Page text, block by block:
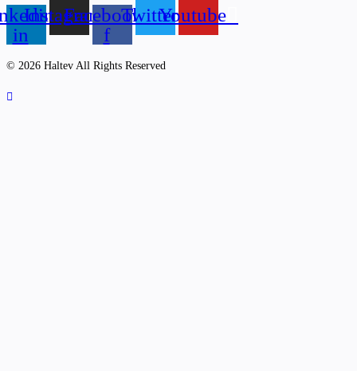
in
InstagramFacebook-
f
TwitterYoutube
© 2026 Haltev All Rights Reserved